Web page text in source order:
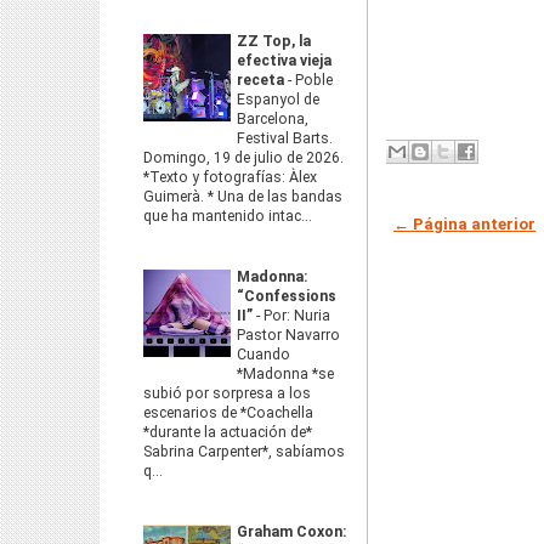
ZZ Top, la
efectiva vieja
receta - Poble
Espanyol de
Barcelona,
Festival Barts.
Domingo, 19 de julio de 2026.
*Texto y fotografías: Àlex
Guimerà. * Una de las bandas
que ha mantenido intac...
Madonna:
“Confessions
II” - Por: Nuria
Pastor Navarro
Cuando
*Madonna *se
subió por sorpresa a los
escenarios de *Coachella
*durante la actuación de*
Sabrina Carpenter*, sabíamos
q...
Graham Coxon:
← Página anterior